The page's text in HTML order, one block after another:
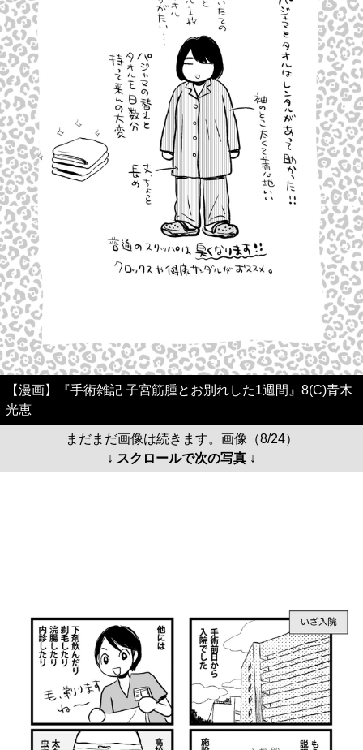
【漫画】『手術雑記 子宮筋腫とお別れした1週間』8(C)青木
光恵
まだまだ画像は続きます。画像（8/24）
↓ スクロールで次の写真 ↓